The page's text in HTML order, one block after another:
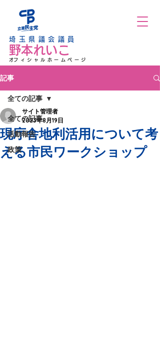
野本れいこ
​オフィシャルホームページ
埼玉県議会議員
記事
全ての記事
活動報告
政策
全ての記事
現庁舎地利活用について考
える市民ワークショップ
サイト管理者
2023年8月19日